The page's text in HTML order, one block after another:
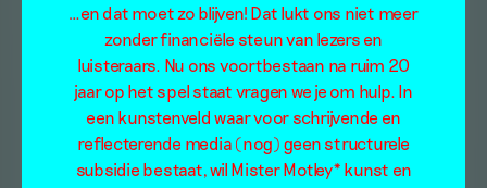
…en dat moet zo blijven! Dat lukt ons niet meer
zonder financiële steun van lezers en
luisteraars. Nu ons voortbestaan na ruim 20
jaar op het spel staat vragen we je om hulp. In
een kunstenveld waar voor schrijvende en
reflecterende media (nog) geen structurele
subsidie bestaat, wil Mister Motley* kunst en